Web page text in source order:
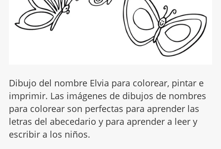
Dibujo del nombre Elvia para colorear, pintar e
imprimir. Las imágenes de dibujos de nombres
para colorear son perfectas para aprender las
letras del abecedario y para aprender a leer y
escribir a los niños.